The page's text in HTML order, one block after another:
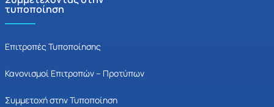
τυποποίηση
Επιτροπές Τυποποίησης
Κανονισμοί Επιτροπών – Προτύπων
Συμμετοχή στην Τυποποίηση